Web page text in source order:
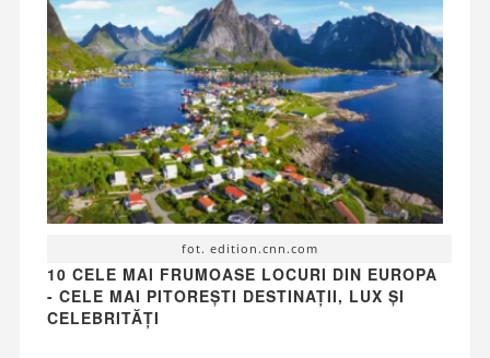
fot. edition.cnn.com
10 CELE MAI FRUMOASE LOCURI DIN EUROPA
- CELE MAI PITOREȘTI DESTINAȚII, LUX ȘI
CELEBRITĂȚI